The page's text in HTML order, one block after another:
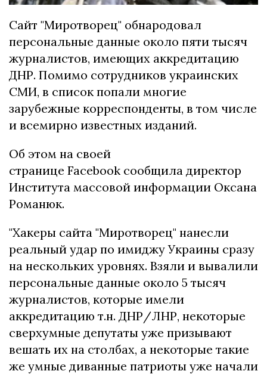
Сайт "Миротворец" обнародовал
персональные данные около пяти тысяч
журналистов, имеющих аккредитацию
ДНР. Помимо сотрудников украинских
СМИ, в список попали многие
зарубежные корреспонденты, в том числе
и всемирно известных изданий.
Об этом на своей
странице Facebook сообщила директор
Института массовой информации Оксана
Романюк.
"Хакеры сайта "Миротворец" нанесли
реальный удар по имиджу Украины сразу
на нескольких уровнях. Взяли и вывалили
персональные данные около 5 тысяч
журналистов, которые имели
аккредитацию т.н. ДНР/ЛНР, некоторые
сверхумные депутаты уже призывают
вешать их на столбах, а некоторые такие
же умные диванные патриоты уже начали